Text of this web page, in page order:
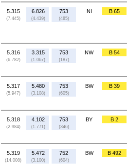
5.315
(7.445)
6.826
(4.439)
753
(485)
NI B 65
5.316
(6.782)
3.315
(1.067)
753
(187)
NW B 54
5.317
(5.947)
5.480
(3.108)
753
(605)
BW B 39
5.318
(2.984)
4.102
(1.771)
753
(346)
BY B 2
5.319
(14.008)
5.472
(3.100)
752
(604)
BW B 492